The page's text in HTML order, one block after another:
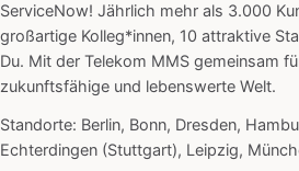
ServiceNow! Jährlich mehr als 3.000
großartige Kolleg*innen, 10 attraktive
Du. Mit der Telekom MMS gemeinsam
zukunftsfähige und lebenswerte Welt.
Standorte: Berlin, Bonn, Dresden,
Echterdingen (Stuttgart), Leipzig,